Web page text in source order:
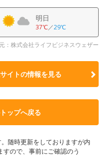
明日
37℃／29℃
：株式会社ライフビジネスウェザー
イトの情報を見る
ップへ戻る
随時更新をしておりますが内
ので、事前にご確認のう